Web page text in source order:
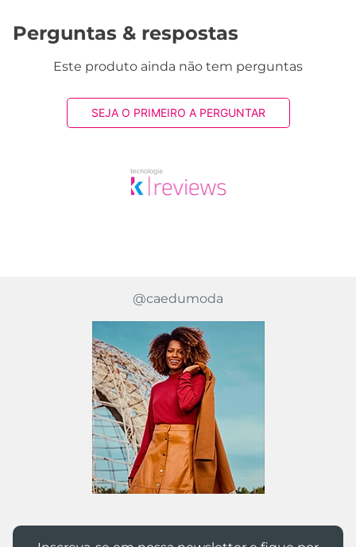
Perguntas & respostas
Este produto ainda não tem perguntas
SEJA O PRIMEIRO A PERGUNTAR
@caedumoda